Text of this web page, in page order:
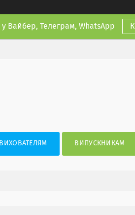
у Вайбер, Телеграм, WhatsApp
ВИХОВАТЕЛЯМ ВИПУСКНИКАМ